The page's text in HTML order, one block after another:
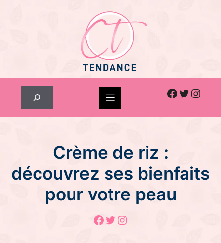
Facebook
Twitter
Crème de riz :
découvrez ses bienfaits
pour votre peau
Facebook
Twitter
Instagram